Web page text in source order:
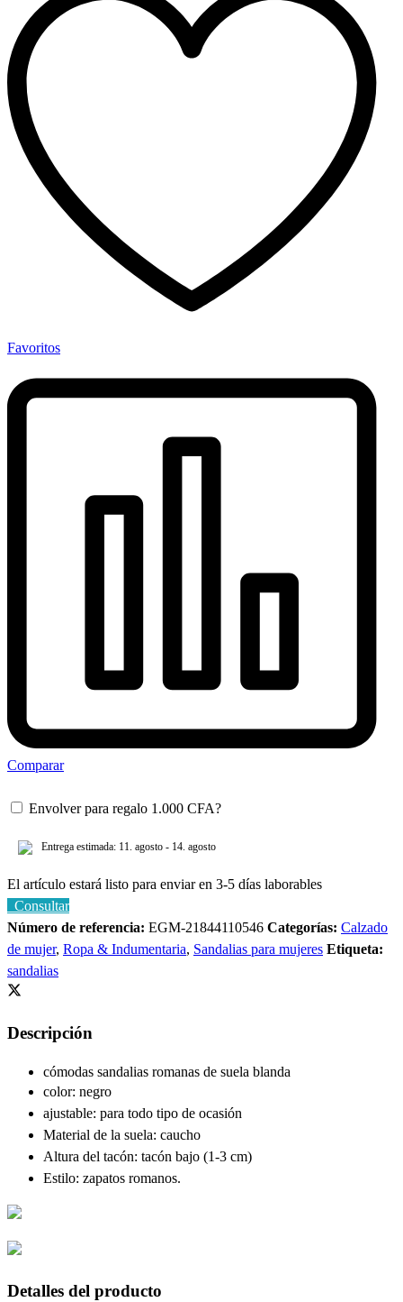
Favoritos
Comparar
Envolver para regalo 1.000 CFA?
Entrega estimada: 11. agosto - 14. agosto
El artículo estará listo para enviar en 3-5 días laborables
Consultar
Número de referencia: EGM-21844110546 Categorías: Calzado
de mujer, Ropa & Indumentaria, Sandalias para mujeres Etiqueta:
sandalias
Descripción
cómodas sandalias romanas de suela blanda
color: negro
ajustable: para todo tipo de ocasión
Material de la suela: caucho
Altura del tacón: tacón bajo (1-3 cm)
Estilo: zapatos romanos.
Detalles del producto